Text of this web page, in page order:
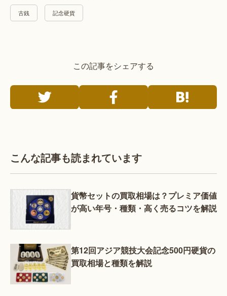
古銭 記念硬貨
この記事をシェアする
こんな記事も読まれています
貨幣セットの買取相場は？プレミア価値
が高い年号・種類・高く売るコツを解説
第12回アジア競技大会記念500円硬貨の
買取相場と種類を解説